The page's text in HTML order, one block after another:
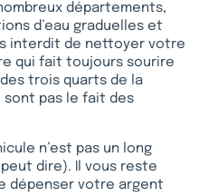
départements,
d’eau graduelles et
interdit de nettoyer votre
qui fait toujours sourire
des trois quarts de la
sont pas le fait des
n’est pas un long
dire). Il vous reste
dépenser votre argent